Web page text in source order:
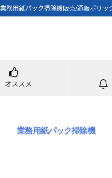
業務用紙パック掃除機販売/通販ポリッ
オススメ
業務用紙パック掃除機